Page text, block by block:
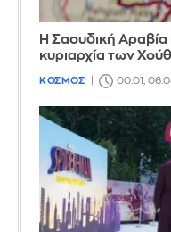
Η Σαουδική Αραβία
κυριαρχία των
ΚΟΣΜΟΣ 00:01,